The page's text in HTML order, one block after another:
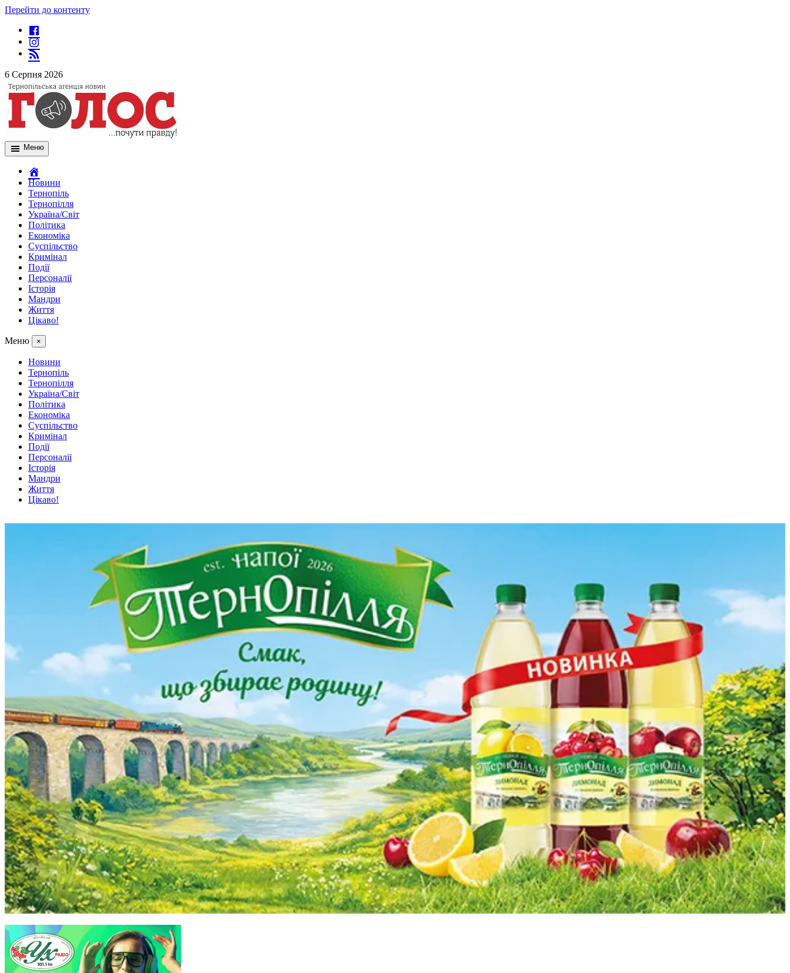
Перейти до контенту
6 Серпня 2026
Меню
Новини
Тернопіль
Тернопілля
Україна/Світ
Політика
Економіка
Суспільство
Кримінал
Події
Персоналії
Історія
Мандри
Життя
Цікаво!
Меню ×
Новини
Тернопіль
Тернопілля
Україна/Світ
Політика
Економіка
Суспільство
Кримінал
Події
Персоналії
Історія
Мандри
Життя
Цікаво!